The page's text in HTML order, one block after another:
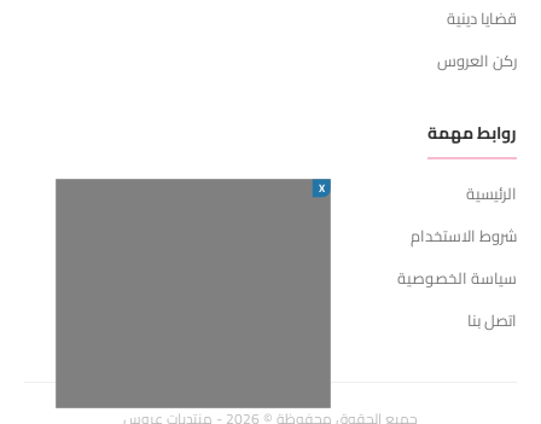
قضايا دينية
ركن العروس
روابط مهمة
الرئيسية
شروط الاستخدام
سياسة الخصوصية
اتصل بنا
X